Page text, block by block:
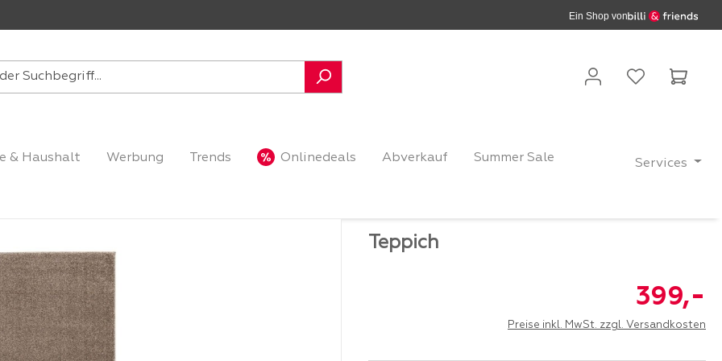
Ein Shop von
& Haushalt Werbung Trends Onlinedeals Abverkauf Summer Sale Services
Teppich
399,-
Preise inkl. MwSt. zzgl. Versandkosten